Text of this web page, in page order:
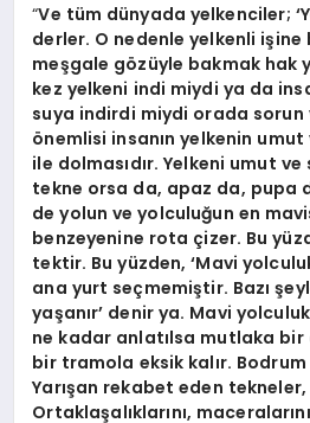
“Ve tüm dünyada yelkenciler;
derler. O nedenle yelkenli
meşgale gözüyle bakmak hak
kez yelkeni indi miydi ya da
suya indirdi miydi orada sorun
önemlisi insanın yelkenin
ile dolmasıdır. Yelkeni umut
tekne orsa da, apaz da, pupa
de yolun ve yolculuğun en
benzeyenine rota çizer. Bu
tektir. Bu yüzden, ‘Mavi
ana yurt seçmemiştir. Bazı
yaşanır’ denir ya. Mavi
ne kadar anlatılsa mutlaka
bir tramola eksik kalır.
Yarışan rekabet eden
Ortaklaşalıklarını,